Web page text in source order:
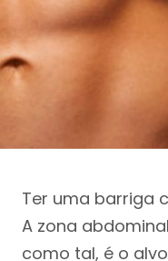
Ter uma barriga
A zona
como tal, é o